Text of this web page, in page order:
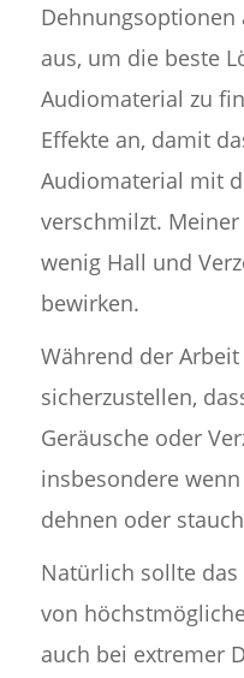
Dehnungsoptionen
aus, um die beste
Audiomaterial zu
Effekte an, damit
Audiomaterial mit
verschmilzt.
wenig Hall und
bewirken.
Während der
sicherzustellen,
Geräusche oder
insbesondere
dehnen oder
Natürlich sollte
von
auch bei extremer